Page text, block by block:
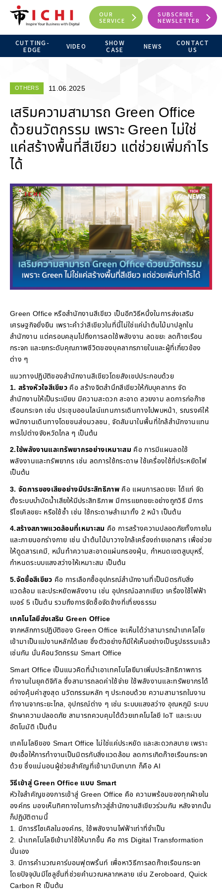
OUR
SERVICE
SUBSCRIBE
NEWSLETTER
CUTTING-
EDGE
VIDEO
SHOW
CASE
NEWS
CONTACT
US
OTHERS 11.06.2025
เสริมความสามารถ Green Office
ด้วยนวัตกรรม เพราะ Green ไม่ใช่
แค่สร้างพื้นที่สีเขียว แต่ช่วยเพิ่มกำไร
ได้
Green Office หรือสำนักงานสีเขียว เป็นอีกวิธีหนึ่งในการส่งเสริม
เศรษฐกิจยั่งยืน เพราะคำว่าสีเขียวในที่นี้ไม่ใช่แค่นำต้นไม้มาปลูกใน
สำนักงาน แต่ครอบคลุมไปถึงการลดใช้พลังงาน ลดขยะ ลดก๊าซเรือน
กระจก และยกระดับคุณภาพชีวิตของบุคลากรภายในและผู้ที่เกี่ยวข้อง
ต่าง ๆ
แนวทางปฏิบัติของสำนักงานสีเขียวโดยสังเขปประกอบด้วย
1. สร้างหัวใจสีเขียว คือ สร้างจิตสำนึกสีเขียวให้กับบุคลากร จัด
สำนักงานให้เป็นระเบียบ มีความสะดวก สะอาด สวยงาม ลดการก่อก๊าซ
เรือนกระจก เช่น ประชุมออนไลน์แทนการเดินทางไปพบหน้า, รณรงค์ให้
พนักงานเดินทางโดยขนส่งมวลชน, จัดสัมนาในพื้นที่ใกล้สำนักงานแทน
การไปต่างจังหวัดไกล ๆ เป็นต้น
2.ใช้พลังงานและทรัพยากรอย่างเหมาะสม คือ การมีแผนลดใช้
พลังงานและทรัพยากร เช่น ลดการใช้กระดาษ ใช้เครื่องใช้ที่ประหยัดไฟ
เป็นต้น
3. จัดการของเสียอย่างมีประสิทธิภาพคือ แผนการลดขยะ ได้แก่ จัด
ตั้งระบบบำบัดน้ำเสียให้มีประสิทธิภาพ มีการแยกขยะอย่างถูกวิธี มีการ
รีไซเคิลขยะ หรือใช้ซ้ำ เช่น ใช้กระดาษสำเนาทั้ง 2 หน้า เป็นต้น
4.สร้างสภาพแวดล้อมที่เหมาะสม คือ การสร้างความปลอดภัยทั้งภายใน
และภายนอกร่างกาย เช่น นำต้นไม้มาวางใกล้เครื่องถ่ายเอกสาร เพื่อช่วย
ให้ดูดสารเคมี, หมั่นทำความสะอาดแผ่นกรองฝุ่น, กำหนดเขตสูบบุหรี่,
กำหนดระบบแสงสว่างให้เหมาะสม เป็นต้น
5.จัดซื้อสีเขียว คือ การเลือกซื้ออุปกรณ์สำนักงานที่เป็นมิตรกับสิ่ง
แวดล้อม และประหยัดพลังงาน เช่น อุปกรณ์ฉลากเขียว เครื่องใช้ไฟฟ้า
เบอร์ 5 เป็นต้น รวมถึงการจัดซื้อจัดจ้างที่เที่ยงธรรม
เทคโนโลยีส่งเสริม Green Office
จากหลักการปฏิบัติของ Green Office จะเห็นได้ว่าสามารถนำเทคโลโย
เข้ามาเป็นแม่งานหลักได้เลย ซึ่งตัวอย่างก็มีให้เห็นอย่างเป็นรูปธรรมแล้ว
เช่นกัน นั่นคือนวัตกรรม Smart Office
Smart Office เป็นแนวคิดที่นำเอาเทคโนโลยีมาเพิ่มประสิทธิภาพการ
ทำงานในยุคดิจิทัล ซึ่งสามารถลดค่าใช้จ่าย ใช้พลังงานและทรัพยากรได้
อย่างคุ้มค่าสูงสุด นวัตกรรมหลัก ๆ ประกอบด้วย ความสามารถในงาน
ทำงานจากระยะไกล, อุปกรณ์ต่าง ๆ เช่น ระบบแสงสว่าง อุณหภูมิ ระบบ
รักษาความปลอดภัย สามารถควบคุมได้ด้วยเทคโนโลยี IoT และระบบ
อัตโนมัติ เป็นต้น
เทคโนโลยีของ Smart Office ไม่ใช่แค่ประหยัด และสะดวกสบาย เพราะ
ยังเอื้อให้การทำงานเป็นมิตรกับสิ่งแวดล้อม ลดการเกิดก๊าซเรือนกระจก
ด้วย ซึ่งแน่นอนผู้ช่วยสำคัญที่เข้ามามีบทบาท ก็คือ AI
วิธีเข้าสู่ Green Office แบบ Smart
หัวใจสำคัญของการเข้าสู่ Green Office คือ ความพร้อมของทุกฝ่ายใน
องค์กร มองเห็นทิศทางในการก้าวสู่สำนักงานสีเขียวร่วมกัน หลังจากนั้น
ก็ปฏิบัติตามนี้
1. มีการรีไซเคิลในองค์กร, ใช้พลังงานไฟฟ้าเท่าที่จำเป็น
2. นำเทคโนโลยีเข้ามาใช้ให้มากขึ้น คือ การ Digital Transformation
นั่นเอง
3. มีการคำนวณคาร์บอนฟุตพริ้นท์ เพื่อหาวิธีการลดก๊าซเรือนกระจก
โดยปัจจุบันมีโซลูชั่นที่ช่วยคำนวณหลากหลาย เช่น Zeroboard, Quick
Carbon R เป็นต้น